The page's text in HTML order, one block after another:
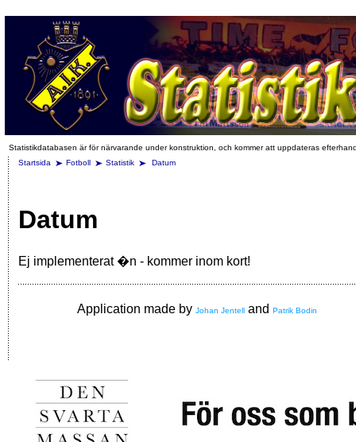
Statistikdatabasen är för närvarande under konstruktion, och kommer att uppdateras
Startsida
Fotboll Statistik Datum
Datum
Ej implementerat �n - kommer inom kort!
Application made by Johan Jentell and Patrik Bodin